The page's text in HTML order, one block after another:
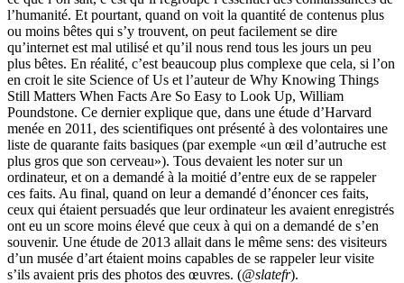
l’humanité. Et pourtant, quand on voit la quantité de contenus plus
ou moins bêtes qui s’y trouvent, on peut facilement se dire
qu’internet est mal utilisé et qu’il nous rend tous les jours un peu
plus bêtes. En réalité, c’est beaucoup plus complexe que cela, si l’on
en croit le site Science of Us et l’auteur de Why Knowing Things
Still Matters When Facts Are So Easy to Look Up, William
Poundstone. Ce dernier explique que, dans une étude d’Harvard
menée en 2011, des scientifiques ont présenté à des volontaires une
liste de quarante faits basiques (par exemple «un œil d’autruche est
plus gros que son cerveau»). Tous devaient les noter sur un
ordinateur, et on a demandé à la moitié d’entre eux de se rappeler
ces faits. Au final, quand on leur a demandé d’énoncer ces faits,
ceux qui étaient persuadés que leur ordinateur les avaient enregistrés
ont eu un score moins élevé que ceux à qui on a demandé de s’en
souvenir. Une étude de 2013 allait dans le même sens: des visiteurs
d’un musée d’art étaient moins capables de se rappeler leur visite
s’ils avaient pris des photos des œuvres. (@slatefr).